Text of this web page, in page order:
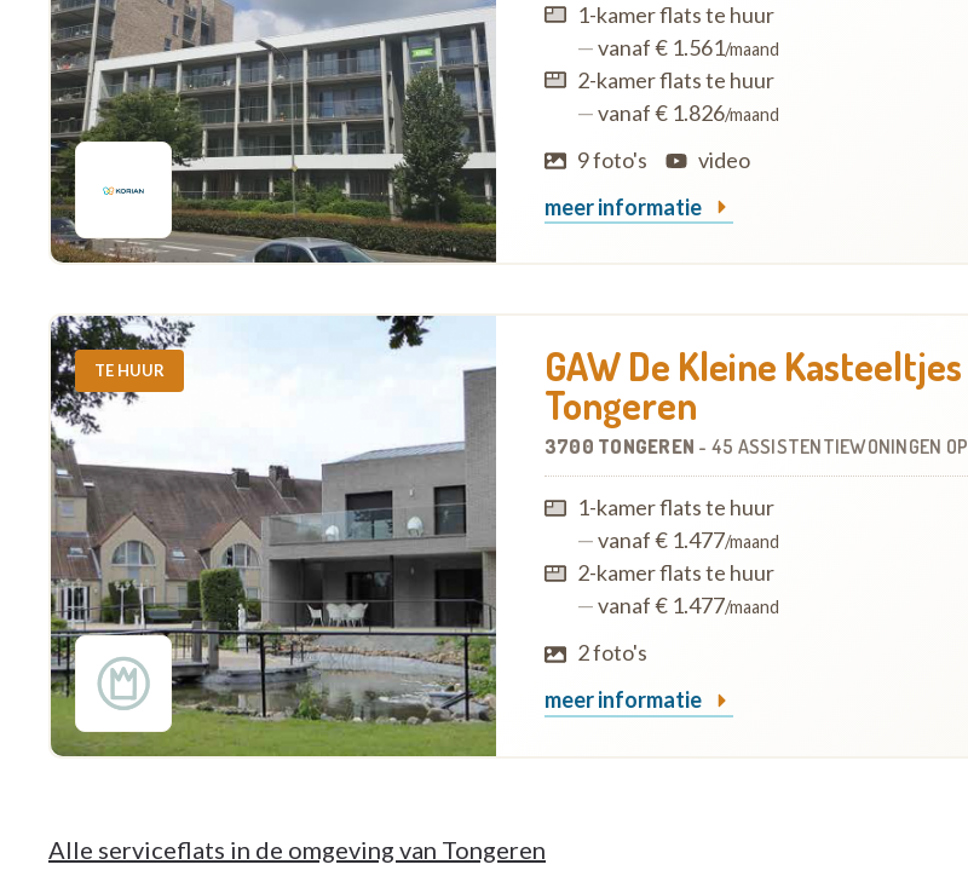
1-kamer flats te huur
—vanaf € 1.561/maand
2-kamer flats te huur
—vanaf € 1.826/maand
9 foto's
video
meer informatie
TE HUUR GAW De Kleine Kasteeltjes
Tongeren
3700 TONGEREN - 45 ASSISTENTIEWONINGEN OP
1-kamer flats te huur
—vanaf € 1.477/maand
2-kamer flats te huur
—vanaf € 1.477/maand
2 foto's
meer informatie
Alle serviceflats in de omgeving van Tongeren